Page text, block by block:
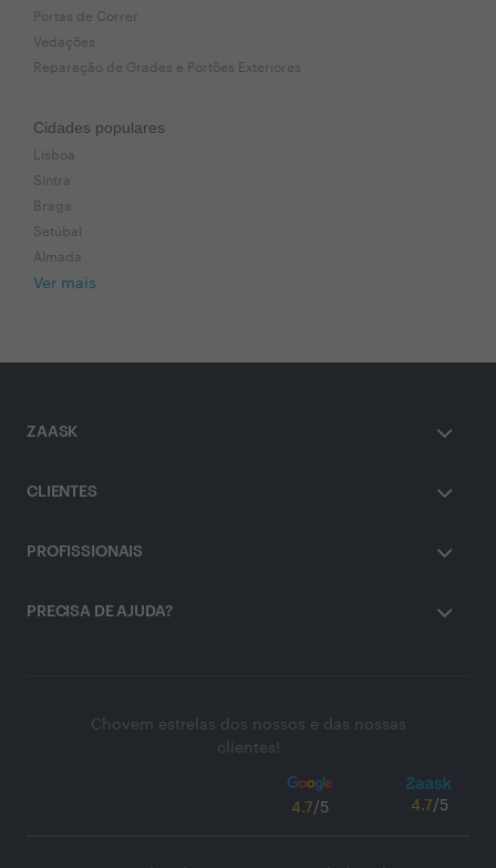
Portas de Correr
Vedações
Reparação de Grades e Portões Exteriores
Cidades populares
Lisboa
Sintra
Braga
Setúbal
Almada
Ver mais
ZAASK
CLIENTES
PROFISSIONAIS
PRECISA DE AJUDA?
Chovem estrelas dos nossos e das nossas
clientes!
4.7/5 4.7/5